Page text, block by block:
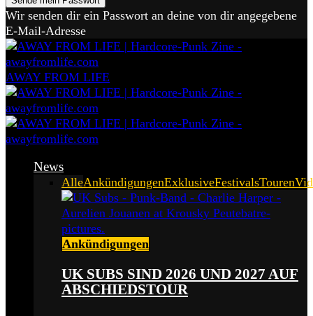
Wir senden dir ein Passwort an deine von dir angegebene
E-Mail-Adresse
AWAY FROM LIFE
News
AlleAnkündigungenExklusiveFestivalsTouren
Ankündigungen
UK SUBS SIND 2026 UND 2027 AUF
ABSCHIEDSTOUR